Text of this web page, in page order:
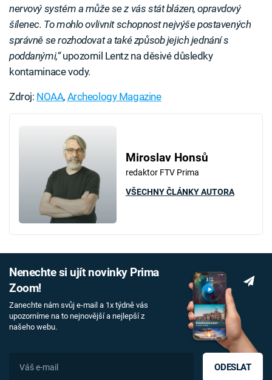
nervový systém a může se z vás stát blázen, opravdový
šílenec. To mohlo ovlivnit schopnost nejvýše postavených
správně se rozhodovat a také způsob jejich jednání s
poddanými,“upozornil Lentz na děsivé důsledky
kontaminace vody.
Zdroj: NOAA, Archeology Magazine
Miroslav Honsů
redaktor FTV Prima
VŠECHNY ČLÁNKY AUTORA
Nenechte si ujít novinky Prima
Zoom!
Zanechte nám svůj e-mail a 1x týdně vás
upozorníme na to nejnovější a nejlepší z
našeho webu.
ODESLAT